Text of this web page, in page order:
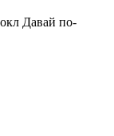
Давай по-